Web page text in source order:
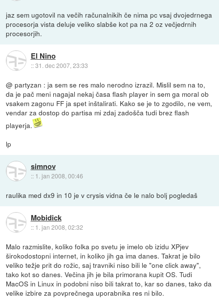
jaz sem ugotovil na večih računalnikih če nima pc vsaj dvojedrnega
procesorja vista deluje veliko slabše kot pa na 2 oz večjedrnih
procesorjih.
El Nino
::31. dec 2007, 23:33
@ partyzan : ja sem se res malo nerodno izrazil. Mislil sem na to,
da je pač meni nagajal nekaj časa flash player in sem ga moral ob
vsakem zagonu FF ja spet inštalirati. Kako se je to zgodilo, ne vem,
vendar za dostop do partisa mi zdaj zadošča tudi brez flash
playerja.
lp
simnov
:: 1. jan 2008, 00:46
raulika med dx9 in 10 je v crysis vidna če le nalo bolj pogledaš
Mobidick
:: 1. jan 2008, 02:32
Malo razmislite, koliko folka po svetu je imelo ob izidu XPjev
širokodostopni internet, in koliko jih ga ima danes. Takrat je bilo
veliko težje prit do rožic, saj travniki niso bili le "one click away",
tako kot so danes. Večina jih je bila primorana kupit OS. Tudi
MacOS in Linux in podobni niso bili takrat to, kar so danes, tako da
velike izbire za povprečnega uporabnika res ni bilo.